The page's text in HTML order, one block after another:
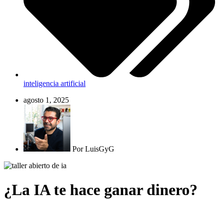
inteligencia artificial
agosto 1, 2025
PorLuisGyG
¿La IA te hace ganar dinero?